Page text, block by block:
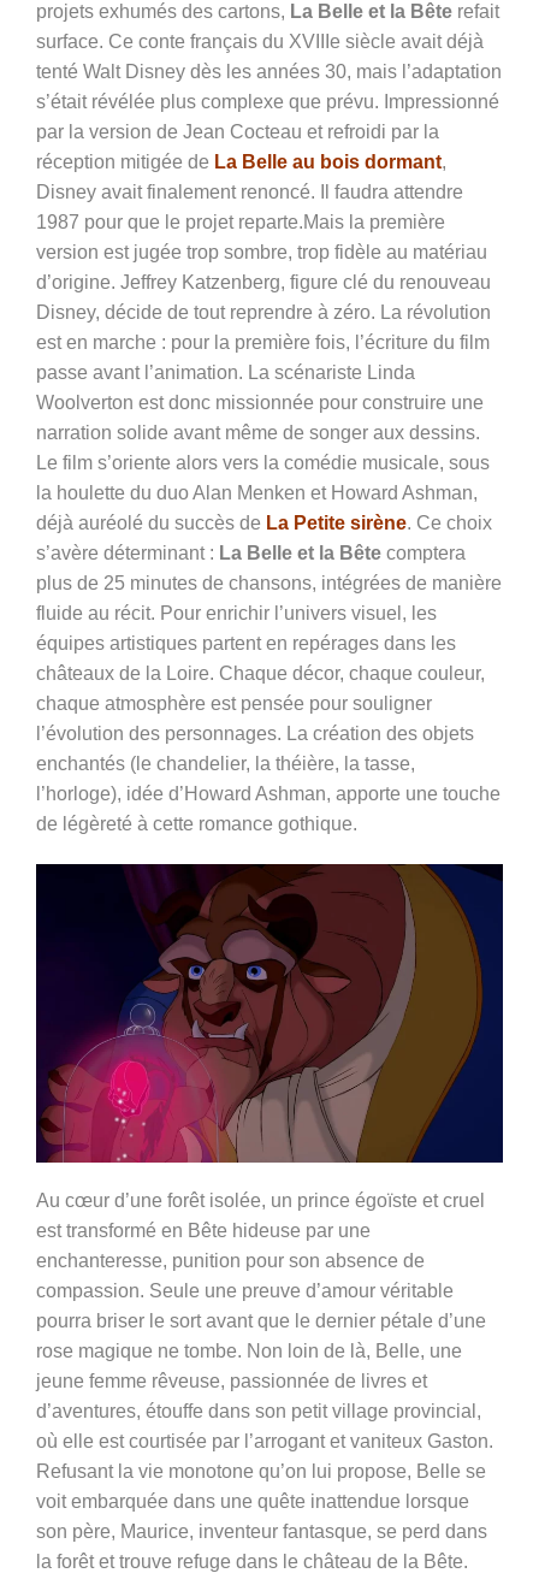
projets exhumés des cartons, La Belle et la Bête refait
surface. Ce conte français du XVIIIe siècle avait déjà
tenté Walt Disney dès les années 30, mais l’adaptation
s’était révélée plus complexe que prévu. Impressionné
par la version de Jean Cocteau et refroidi par la
réception mitigée de La Belle au bois dormant,
Disney avait finalement renoncé. Il faudra attendre
1987 pour que le projet reparte.Mais la première
version est jugée trop sombre, trop fidèle au matériau
d’origine. Jeffrey Katzenberg, figure clé du renouveau
Disney, décide de tout reprendre à zéro. La révolution
est en marche : pour la première fois, l’écriture du film
passe avant l’animation. La scénariste Linda
Woolverton est donc missionnée pour construire une
narration solide avant même de songer aux dessins.
Le film s’oriente alors vers la comédie musicale, sous
la houlette du duo Alan Menken et Howard Ashman,
déjà auréolé du succès de La Petite sirène. Ce choix
s’avère déterminant : La Belle et la Bête comptera
plus de 25 minutes de chansons, intégrées de manière
fluide au récit. Pour enrichir l’univers visuel, les
équipes artistiques partent en repérages dans les
châteaux de la Loire. Chaque décor, chaque couleur,
chaque atmosphère est pensée pour souligner
l’évolution des personnages. La création des objets
enchantés (le chandelier, la théière, la tasse,
l’horloge), idée d’Howard Ashman, apporte une touche
de légèreté à cette romance gothique.
Au cœur d’une forêt isolée, un prince égoïste et cruel
est transformé en Bête hideuse par une
enchanteresse, punition pour son absence de
compassion. Seule une preuve d’amour véritable
pourra briser le sort avant que le dernier pétale d’une
rose magique ne tombe. Non loin de là, Belle, une
jeune femme rêveuse, passionnée de livres et
d’aventures, étouffe dans son petit village provincial,
où elle est courtisée par l’arrogant et vaniteux Gaston.
Refusant la vie monotone qu’on lui propose, Belle se
voit embarquée dans une quête inattendue lorsque
son père, Maurice, inventeur fantasque, se perd dans
la forêt et trouve refuge dans le château de la Bête.